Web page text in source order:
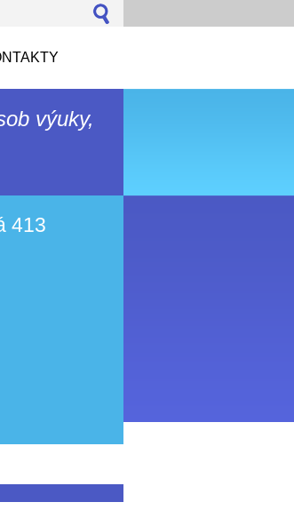
výuky,
413